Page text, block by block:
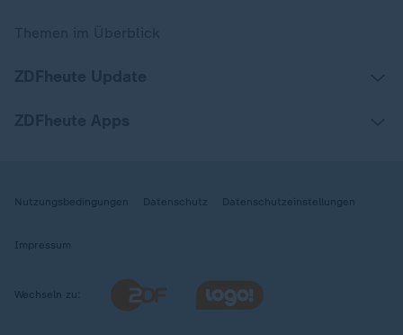
Nutzungsbedingungen Datenschutz Datenschutzeinstellungen
Impressum
Wechseln zu: